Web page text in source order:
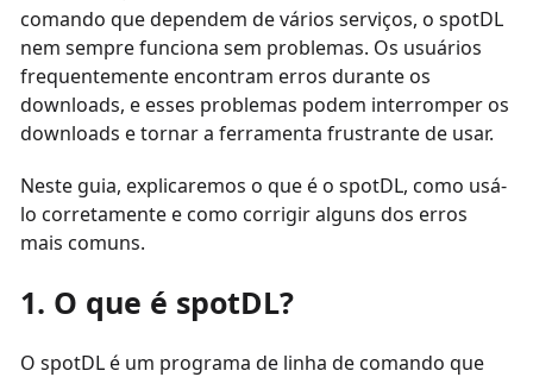
comando que dependem de vários serviços, o spotDL
nem sempre funciona sem problemas. Os usuários
frequentemente encontram erros durante os
downloads, e esses problemas podem interromper os
downloads e tornar a ferramenta frustrante de usar.
Neste guia, explicaremos o que é o spotDL, como usá-
lo corretamente e como corrigir alguns dos erros
mais comuns.
1. O que é spotDL?
O spotDL é um programa de linha de comando que